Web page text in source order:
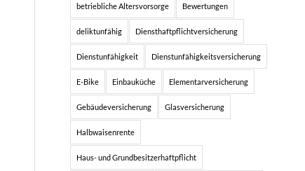
betriebliche Altersvorsorge Bewertungen
deliktunfähig Diensthaftpflichtversicherung
Dienstunfähigkeit Dienstunfähigkeitsversicherung
E-Bike Einbauküche Elementarversicherung
Gebäudeversicherung Glasversicherung
Halbwaisenrente
Haus- und Grundbesitzerhaftpflicht